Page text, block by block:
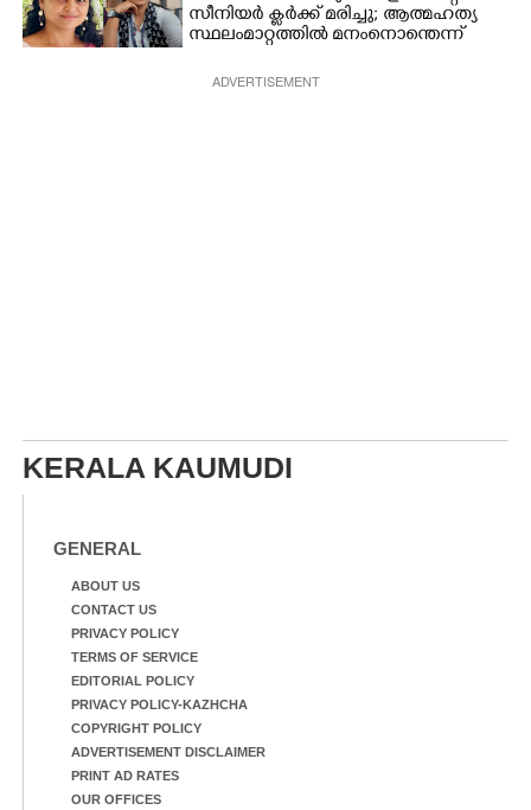
സീനിയർ ക്ലർക്ക് മരിച്ചു; ആത്മഹത്യ
സ്ഥലംമാറ്റത്തിൽ മനംനൊന്തെന്ന്
ADVERTISEMENT
KERALA KAUMUDI
GENERAL
ABOUT US
CONTACT US
PRIVACY POLICY
TERMS OF SERVICE
EDITORIAL POLICY
PRIVACY POLICY-KAZHCHA
COPYRIGHT POLICY
ADVERTISEMENT DISCLAIMER
PRINT AD RATES
OUR OFFICES